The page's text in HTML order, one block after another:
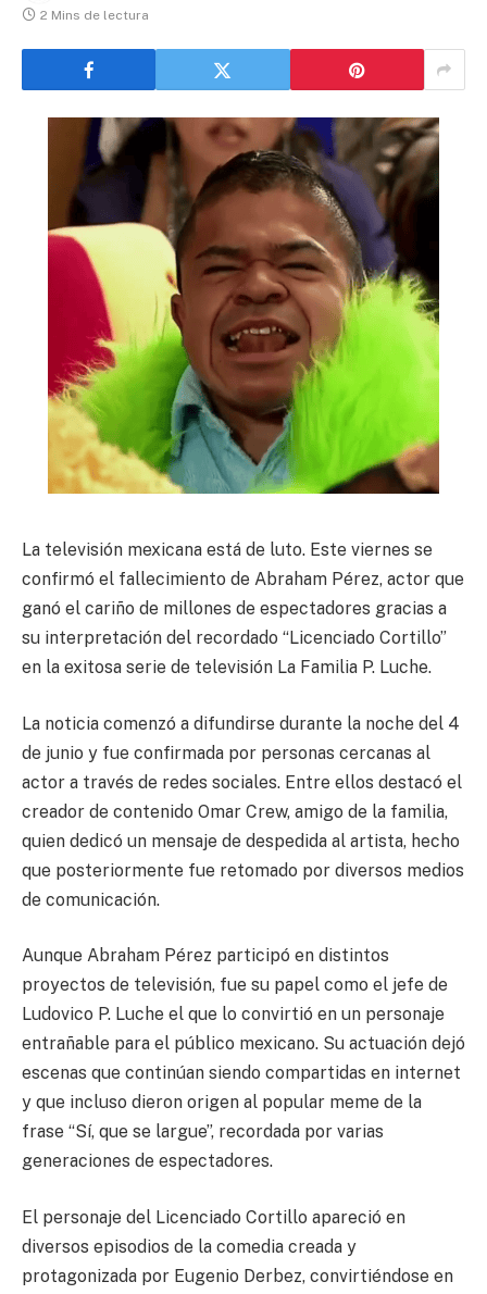
2 Mins de lectura
La televisión mexicana está de luto. Este viernes se
confirmó el fallecimiento de Abraham Pérez, actor que
ganó el cariño de millones de espectadores gracias a
su interpretación del recordado “Licenciado Cortillo”
en la exitosa serie de televisión La Familia P. Luche.
La noticia comenzó a difundirse durante la noche del 4
de junio y fue confirmada por personas cercanas al
actor a través de redes sociales. Entre ellos destacó el
creador de contenido Omar Crew, amigo de la familia,
quien dedicó un mensaje de despedida al artista, hecho
que posteriormente fue retomado por diversos medios
de comunicación.
Aunque Abraham Pérez participó en distintos
proyectos de televisión, fue su papel como el jefe de
Ludovico P. Luche el que lo convirtió en un personaje
entrañable para el público mexicano. Su actuación dejó
escenas que continúan siendo compartidas en internet
y que incluso dieron origen al popular meme de la
frase “Sí, que se largue”, recordada por varias
generaciones de espectadores.
El personaje del Licenciado Cortillo apareció en
diversos episodios de la comedia creada y
protagonizada por Eugenio Derbez, convirtiéndose en